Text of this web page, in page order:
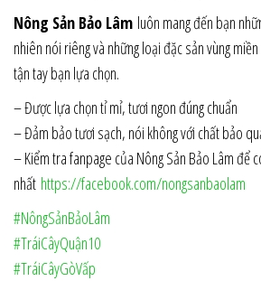
Nông Sản Bảo Lâm luôn mang đến bạn
nhiên nói riêng và những loại đặc sản vùng
tận tay bạn lựa chọn.
– Được lựa chọn tỉ mỉ, tươi ngon đúng chuẩn
– Đảm bảo tươi sạch, nói không với chất bảo
– Kiểm tra fanpage của Nông Sản Bảo Lâm để
nhất https://facebook.com/nongsanbaolam
#NôngSảnBảoLâm
#TráiCâyQuận10
#TráiCâyGòVấp